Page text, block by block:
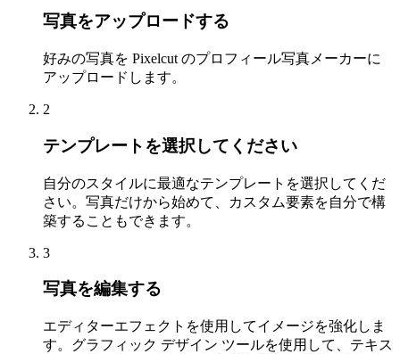
写真をアップロードする
好みの写真を Pixelcut のプロフィール写真メーカーに
アップロードします。
2
テンプレートを選択してください
自分のスタイルに最適なテンプレートを選択してくだ
さい。写真だけから始めて、カスタム要素を自分で構
築することもできます。
3
写真を編集する
エディターエフェクトを使用してイメージを強化しま
す。グラフィック デザイン ツールを使用して、テキス